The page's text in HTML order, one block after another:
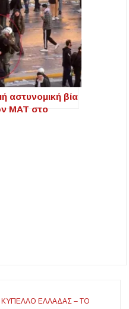
αστυνομική βία
ΜΑΤ στο
ΚΎΠΕΛΛΟ ΕΛΛΆΔΑΣ – ΤΟ